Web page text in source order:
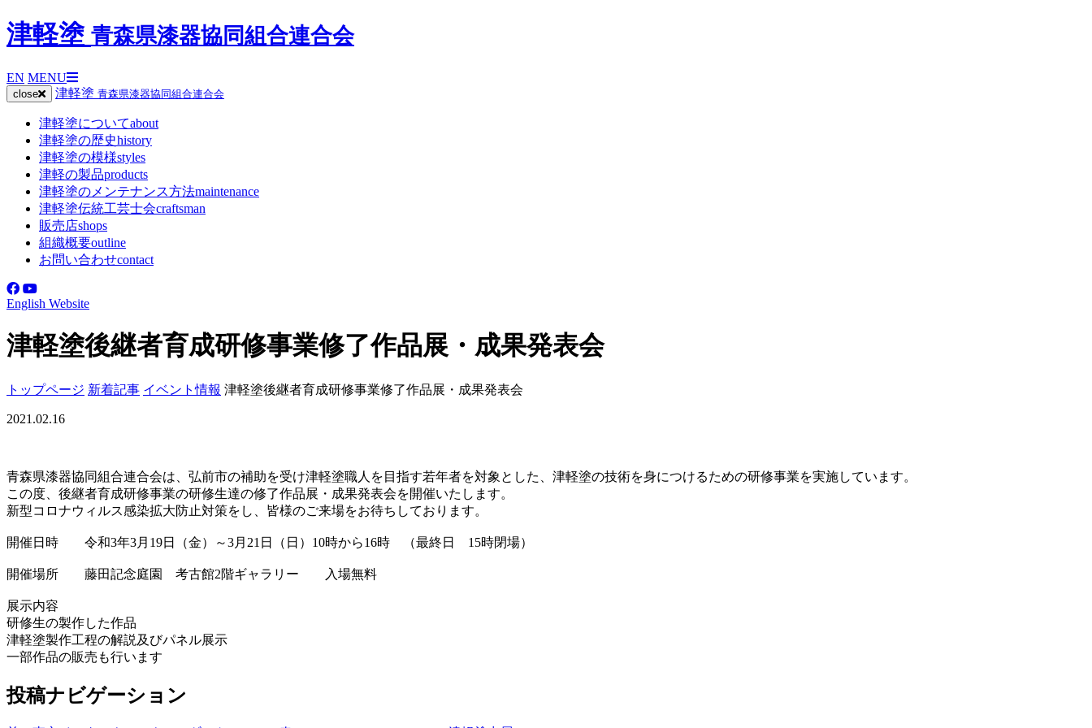
津軽塗 青森県漆器協同組合連合会
EN MENU
close 津軽塗 青森県漆器協同組合連合会
津軽塗についてabout
津軽塗の歴史history
津軽塗の模様styles
津軽の製品products
津軽塗のメンテナンス方法maintenance
津軽塗伝統工芸士会craftsman
販売店shops
組織概要outline
お問い合わせcontact
English Website
津軽塗後継者育成研修事業修了作品展・成果発表会
トップページ 新着記事 イベント情報 津軽塗後継者育成研修事業修了作品展・成果発表会
2021.02.16
青森県漆器協同組合連合会は、弘前市の補助を受け津軽塗職人を目指す若年者を対象とした、津軽塗の技術を身につけるための研修事業を実施しています。
この度、後継者育成研修事業の研修生達の修了作品展・成果発表会を開催いたします。
新型コロナウィルス感染拡大防止対策をし、皆様のご来場をお待ちしております。
開催日時 令和3年3月19日（金）～3月21日（日）10時から16時 （最終日 15時閉場）
開催場所 藤田記念庭園 考古館2階ギャラリー 入場無料
展示内容
研修生の製作した作品
津軽塗製作工程の解説及びパネル展示
一部作品の販売も行います
投稿ナビゲーション